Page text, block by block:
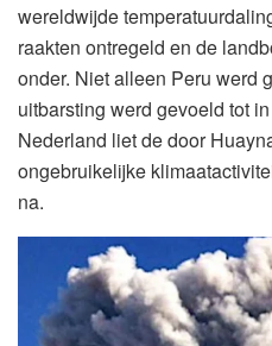
wereldwijde
raakten ontregeld en de
onder. Niet alleen Peru werd
uitbarsting werd gevoeld tot
Nederland liet de door
ongebruikelijke
na.